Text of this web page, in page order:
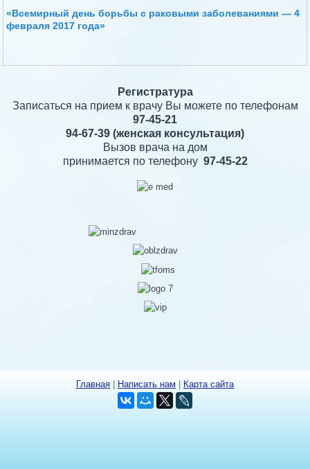
«Всемирный день борьбы с раковыми заболеваниями — 4
февраля 2017 года»
Регистратура
Записаться на прием к врачу Вы можете по телефонам
97-45-21
94-67-39 (женская консультация)
Вызов врача на дом
принимается по телефону 97-45-22
Главная Написать нам Карта сайта